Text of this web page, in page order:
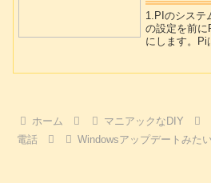
1.PIのシステ
の設定を前に
にします。Pi
す。１．テ
autoclean (古
reboot今は
を使っていま
ホーム マニアックなDIY
電話
Windowsアップデートみた